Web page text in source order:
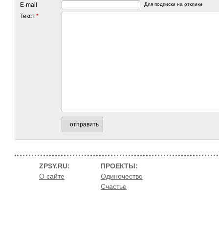
E-mail
Для подписки на отклики
Текст *
отправить
ZPSY.RU:
О сайте
ПРОЕКТЫ:
Одиночество
Счастье